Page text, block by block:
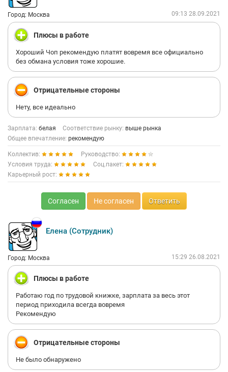
Город: Москва 09:13 28.09.2021
Плюсы в работе
Хороший Чоп рекомендую платят вовремя все официально
без обмана условия тоже хорошие.
Отрицательные стороны
Нету, все идеально
Зарплата: белая Соответствие рынку: выше рынка
Общее впечатление: рекомендую
Коллектив:
Руководство:
Условия труда:
Соц.пакет:
Карьерный рост:
Согласен Не согласен Ответить
Елена (Сотрудник)
Город: Москва 15:29 26.08.2021
Плюсы в работе
Работаю год по трудовой книжке, зарплата за весь этот
период приходила всегда вовремя
Рекомендую
Отрицательные стороны
Не было обнаружено